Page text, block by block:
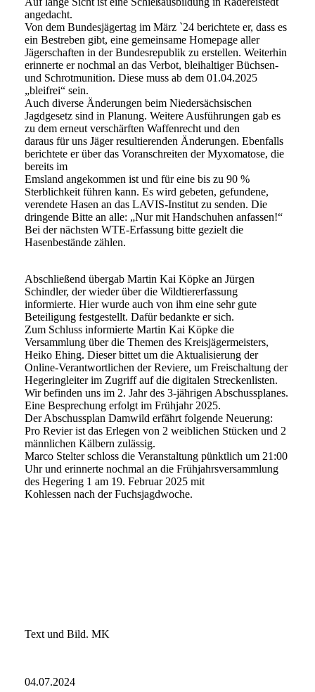
angedacht.
Von dem Bundesjägertag im März `24 berichtete er, dass es
ein Bestreben gibt, eine gemeinsame Homepage aller
Jägerschaften in der Bundesrepublik zu erstellen. Weiterhin
erinnerte er nochmal an das Verbot, bleihaltiger Büchsen-
und Schrotmunition. Diese muss ab dem 01.04.2025
„bleifrei“ sein.
Auch diverse Änderungen beim Niedersächsischen
Jagdgesetz sind in Planung. Weitere Ausführungen gab es
zu dem erneut verschärften Waffenrecht und den
daraus für uns Jäger resultierenden Änderungen. Ebenfalls
berichtete er über das Voranschreiten der Myxomatose, die
bereits im
Emsland angekommen ist und für eine bis zu 90 %
Sterblichkeit führen kann. Es wird gebeten, gefundene,
verendete Hasen an das LAVIS-Institut zu senden. Die
dringende Bitte an alle: „Nur mit Handschuhen anfassen!“
Bei der nächsten WTE-Erfassung bitte gezielt die
Hasenbestände zählen.
Abschließend übergab Martin Kai Köpke an Jürgen
Schindler, der wieder über die Wildtiererfassung
informierte. Hier wurde auch von ihm eine sehr gute
Beteiligung festgestellt. Dafür bedankte er sich.
Zum Schluss informierte Martin Kai Köpke die
Versammlung über die Themen des Kreisjägermeisters,
Heiko Ehing. Dieser bittet um die Aktualisierung der
Online-Verantwortlichen der Reviere, um Freischaltung der
Hegeringleiter im Zugriff auf die digitalen Streckenlisten.
Wir befinden uns im 2. Jahr des 3-jährigen Abschussplanes.
Eine Besprechung erfolgt im Frühjahr 2025.
Der Abschussplan Damwild erfährt folgende Neuerung:
Pro Revier ist das Erlegen von 2 weiblichen Stücken und 2
männlichen Kälbern zulässig.
Marco Stelter schloss die Veranstaltung pünktlich um 21:00
Uhr und erinnerte nochmal an die Frühjahrsversammlung
des Hegering 1 am 19. Februar 2025 mit
Kohlessen nach der Fuchsjagdwoche.
Text und Bild. MK
04.07.2024